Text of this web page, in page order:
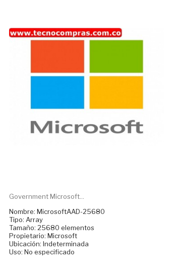
Government Microsoft...
Nombre: MicrosoftAAD-25680
Tipo: Array
Tamaño: 25680 elementos
Propietario: Microsoft
Ubicación: Indeterminada
Uso: No especificado